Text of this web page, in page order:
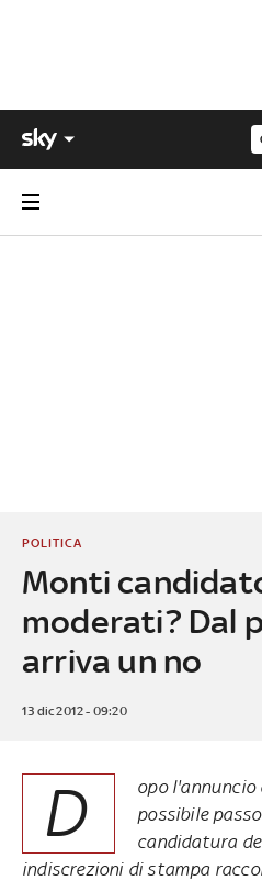
Monti
moderati? Dal
arriva un no
POLITICA
13 dic 2012 - 09:20
D
opo l'annuncio
possibile
candidatura
indiscrezioni di stampa